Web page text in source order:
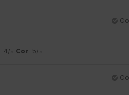
: 4/5 Cor: 5/5